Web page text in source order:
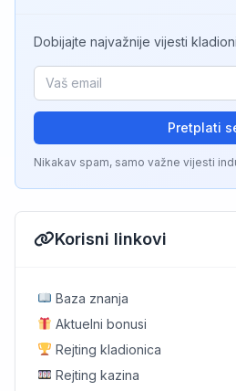
Dobijajte najvažnije vijesti
Pretplati
Nikakav spam, samo važne vijesti
Korisni linkovi
Baza znanja
Aktuelni bonusi
Rejting kladionica
Rejting kazina